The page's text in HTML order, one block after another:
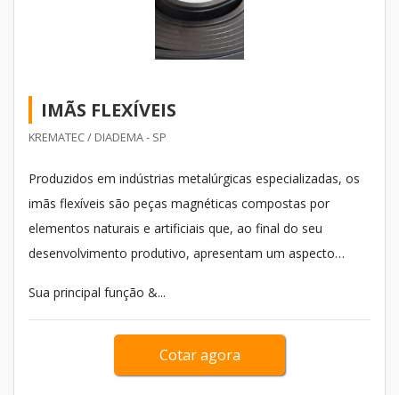
IMÃS FLEXÍVEIS
KREMATEC / DIADEMA - SP
Produzidos em indústrias metalúrgicas especializadas, os
imãs flexíveis são peças magnéticas compostas por
elementos naturais e artificiais que, ao final do seu
desenvolvimento produtivo, apresentam um aspecto
aplicação, em quaisquer que sejam as suas utilizações no
Sua principal função &...
Cotar agora